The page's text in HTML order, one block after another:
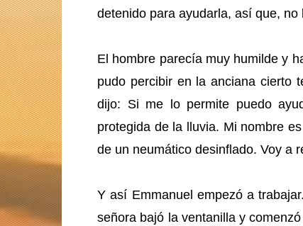
detenido para ayudarla, así que,
El hombre parecía muy humilde y
pudo percibir en la anciana cierto
dijo: Si me lo permite puedo
protegida de la lluvia. Mi nombre
de un neumático desinflado. Voy a
Y así Emmanuel empezó a
señora bajó la ventanilla y